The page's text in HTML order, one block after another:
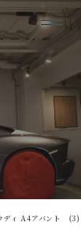
ディ A4アバント (3)